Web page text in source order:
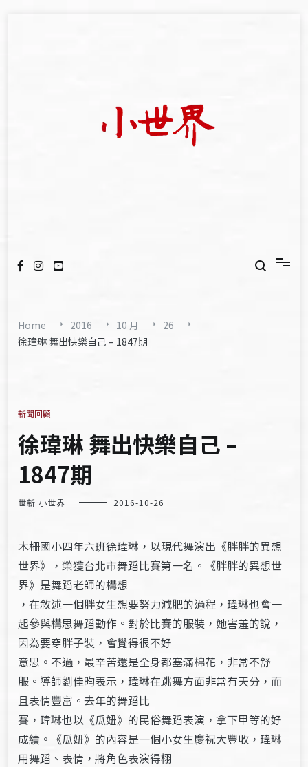
Home 2016 10 月
26
徐瑋琳 舞出快樂自己 – 1847期
新聞回顧
徐瑋琳 舞出快樂自己 –
1847期
世新 小世界 2016-10-26
木柵國小四年六班徐瑋琳，以現代舞演出《胖胖的異想
世界》，榮獲台北市舞蹈比賽第一名。《胖胖的異想世
界》是舞蹈老師的構想
，在敘述一個胖女生想要努力減肥的過程，瑋琳也會一
起參與構思舞蹈動作。對於比賽的服裝，她害羞的說，
因為要穿胖子裝，會覺得很不好
意思。不過，最辛苦還是全身都塞滿棉花，非常不舒
服。導師劉佳昀表示，瑋琳在跳舞方面非常有天分，而
且表情豐富。去年的舞蹈比
賽，瑋琳也以《瓜妞》的民俗舞蹈表演，拿下甲等的好
成績。《瓜妞》的內容是一個小女生慶祝大豐收，瑋琳
用舞蹈、表情，將角色表演得栩